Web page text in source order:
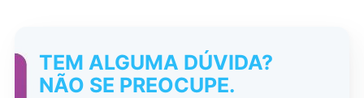
TEM ALGUMA DÚVIDA?
NÃO SE PREOCUPE.